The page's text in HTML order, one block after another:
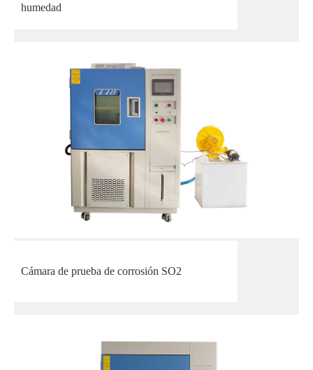
humedad
Cámara de prueba de corrosión SO2